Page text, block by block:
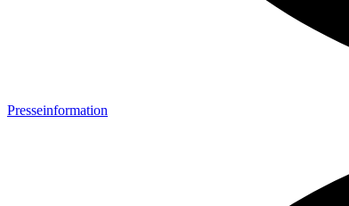
Presseinformation